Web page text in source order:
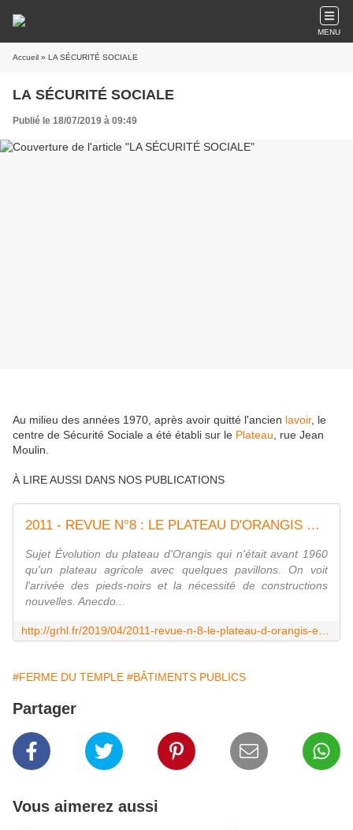
MENU
Accueil » LA SÉCURITÉ SOCIALE
LA SÉCURITÉ SOCIALE
Publié le 18/07/2019 à 09:49
Au milieu des années 1970, après avoir quitté l'ancien lavoir, le
centre de Sécurité Sociale a été établi sur le Plateau , rue Jean
Moulin.
À LIRE AUSSI DANS NOS PUBLICATIONS
2011 - REVUE N°8 : LE PLATEAU D'ORANGIS ET LE MOULIN A VENT - GRHL - Groupe Rissois d'Histoire Locale - Association
Sujet Évolution du plateau d'Orangis qui n'était avant 1960
qu'un plateau agricole avec quelques pavillons. On voit
l'arrivée des pieds-noirs et la nécessité de constructions
nouvelles. Anecdo...
#FERME DU TEMPLE #BÂTIMENTS PUBLICS
Partager
Vous aimerez aussi